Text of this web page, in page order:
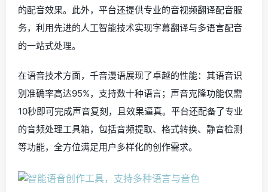
的配音效果。此外，平台还提供专业的音视频翻译配音服
务，利用先进的人工智能技术实现字幕翻译与多语言配音
的一站式处理。
在语音技术方面，千音漫语展现了卓越的性能：其语音识
别准确率高达95%，支持数十种语言；声音克隆功能仅需
10秒即可完成声音复刻，且效果逼真。平台还配备了专业
的音频处理工具箱，包括音频提取、格式转换、静音检测
等功能，全方位满足用户多样化的创作需求。